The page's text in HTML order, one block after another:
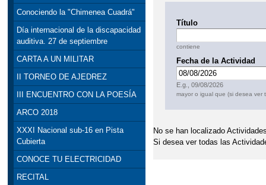
Conociendo la "Chimenea Cuadrá"
Día internacional de la discapacidad
auditiva. 27 de septiembre
CARTA A UN MILITAR
II TORNEO DE AJEDREZ
III ENCUENTRO CON LA POESÍA
ARCO 2018
XXXI Nacional sub-16 en Pista
Cubierta
CONOCE TU ELECTRICIDAD
RECITAL
Título
contiene
Fecha de la Actividad
Fecha
E.g., 09/08/2026
mayor o igual que (si desea ver
No se han localizado
Si desea ver todas las